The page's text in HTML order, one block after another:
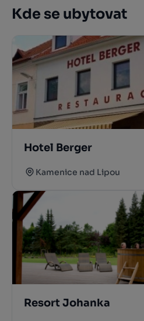
Kde se ubytovat
Hotel Berger
Kamenice nad Lipou
Resort Johanka